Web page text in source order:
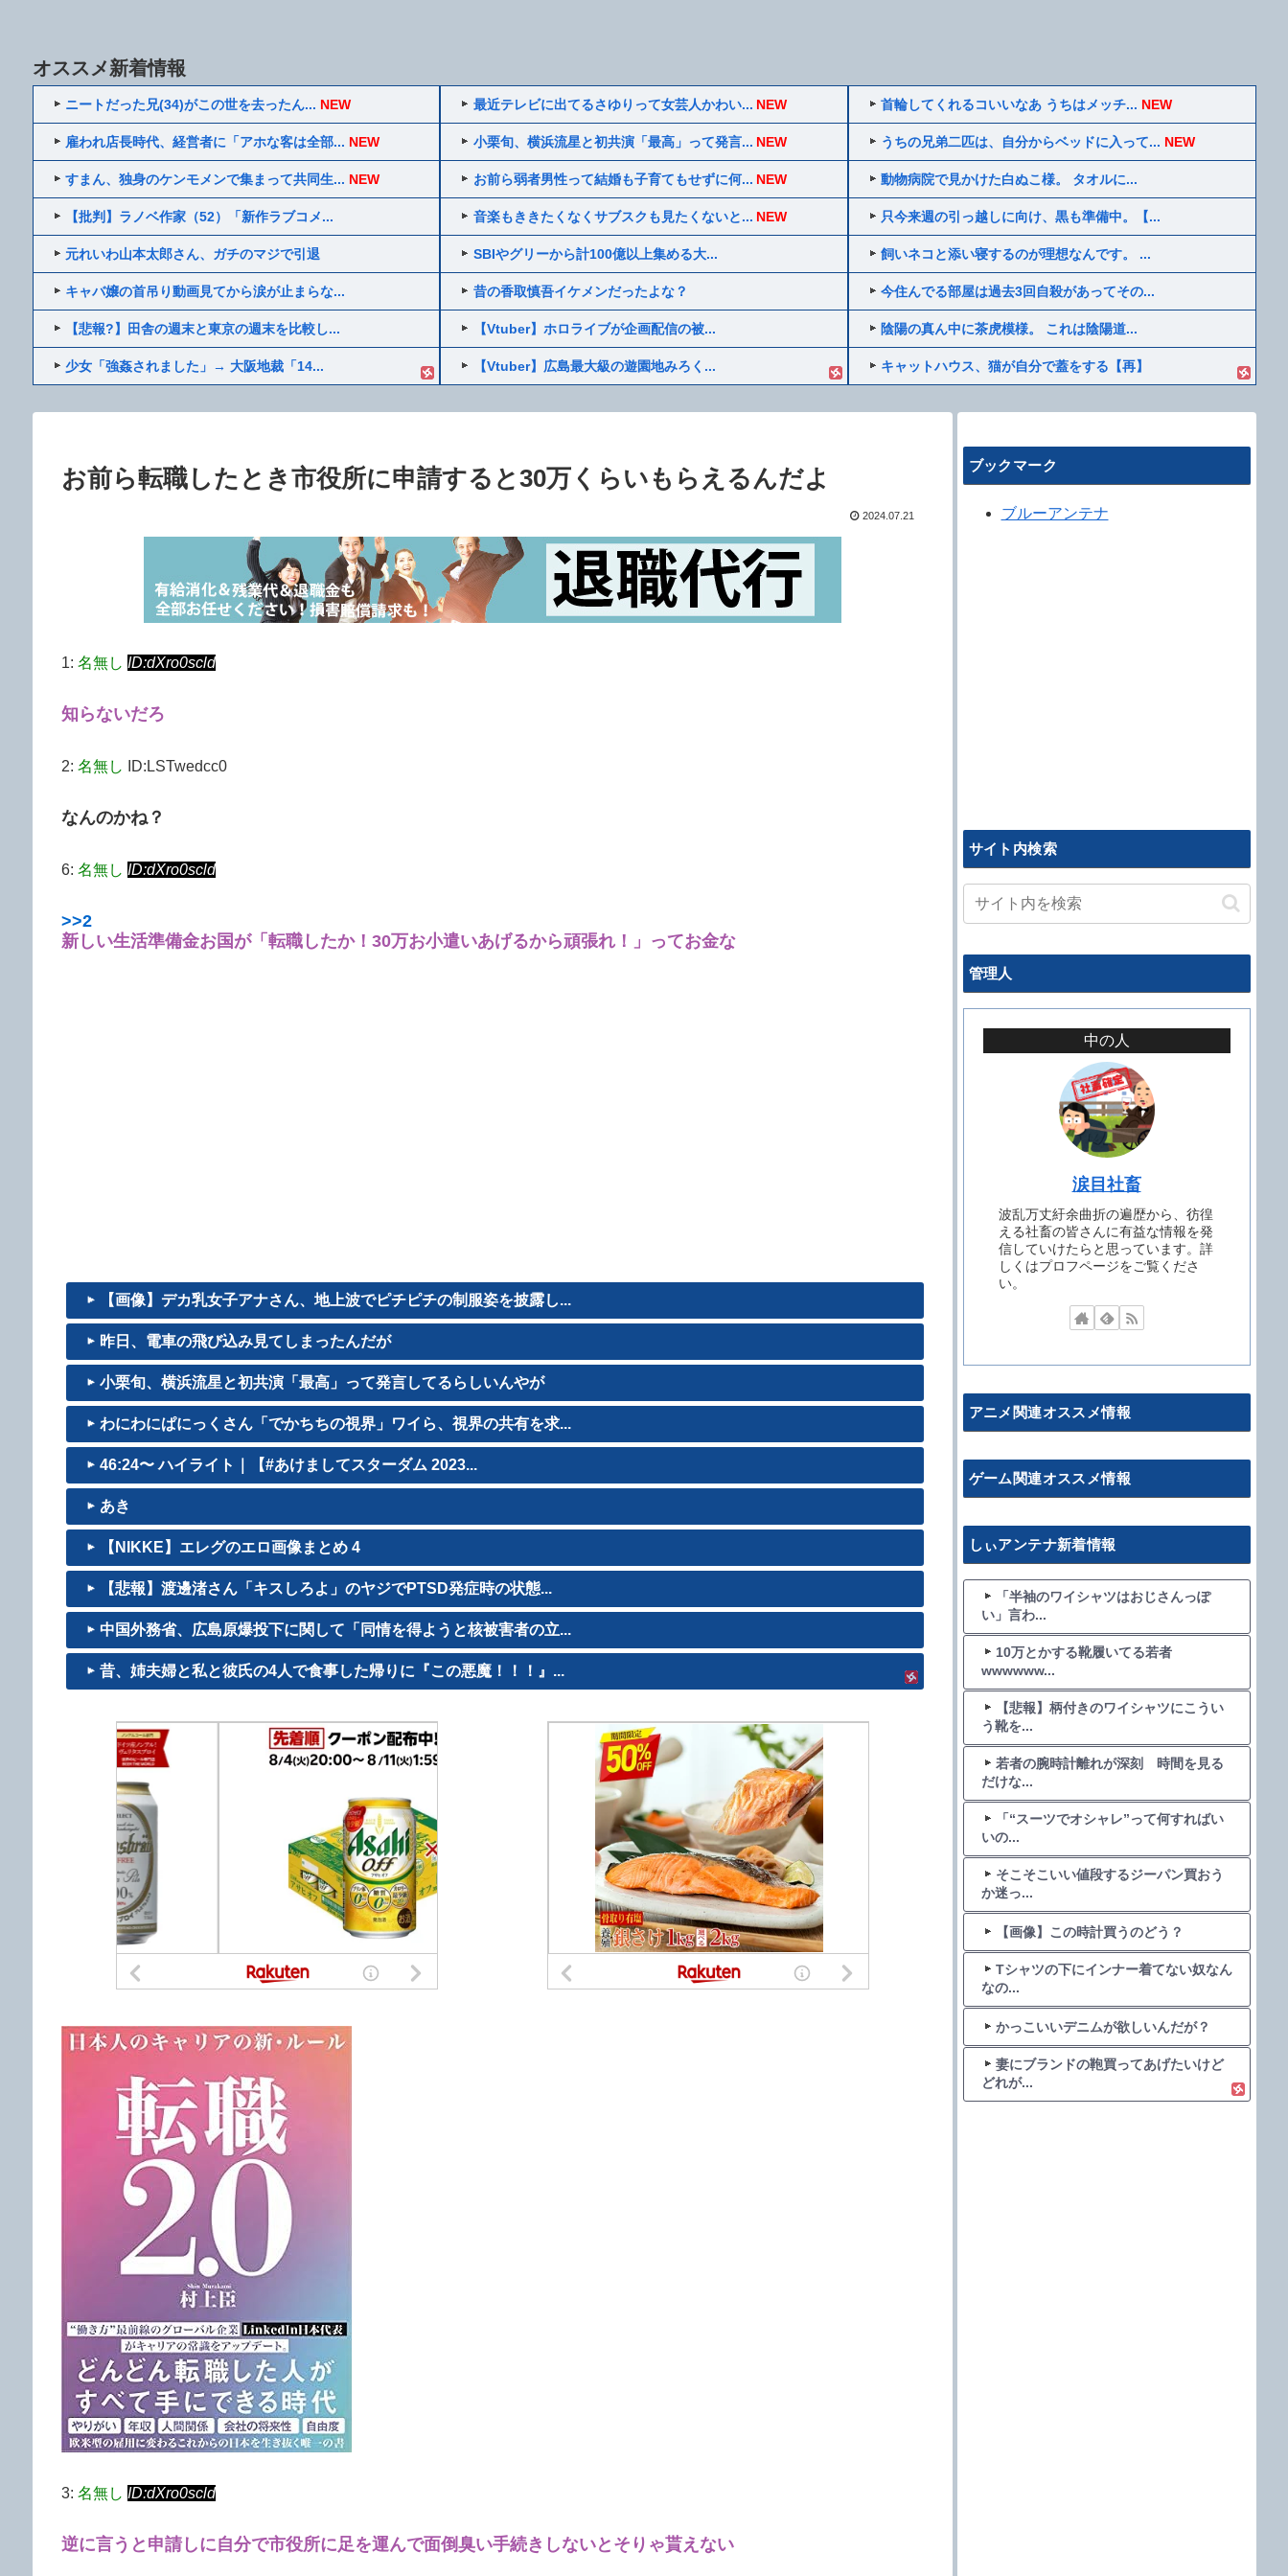
オススメ新着情報
ニートだった兄(34)がこの世を去ったん... NEW
雇われ店長時代、経営者に「アホな客は全部... NEW
すまん、独身のケンモメンで集まって共同生... NEW
【批判】ラノベ作家（52）「新作ラブコメ...
元れいわ山本太郎さん、ガチのマジで引退
キャバ嬢の首吊り動画見てから涙が止まらな...
【悲報?】田舎の週末と東京の週末を比較し...
少女「強姦されました」→ 大阪地裁「14...
最近テレビに出てるさゆりって女芸人かわい... NEW
小栗旬、横浜流星と初共演「最高」って発言... NEW
お前ら弱者男性って結婚も子育てもせずに何... NEW
音楽もききたくなくサブスクも見たくないと... NEW
SBIやグリーから計100億以上集める大...
昔の香取慎吾イケメンだったよな？
【Vtuber】ホロライブが企画配信の被...
【Vtuber】広島最大級の遊園地みろく...
首輪してくれるコいいなあ うちはメッチ... NEW
うちの兄弟二匹は、自分からベッドに入って... NEW
動物病院で見かけた白ぬこ様。 タオルに...
只今来週の引っ越しに向け、黒も準備中。【...
飼いネコと添い寝するのが理想なんです。 ...
今住んでる部屋は過去3回自殺があってその...
陰陽の真ん中に茶虎模様。 これは陰陽道...
キャットハウス、猫が自分で蓋をする【再】
お前ら転職したとき市役所に申請すると30万くらいもらえるんだよ
2024.07.21
1: 名無し ID:dXro0scld
知らないだろ
2: 名無し ID:LSTwedcc0
なんのかね？
6: 名無し ID:dXro0scld
>>2
新しい生活準備金お国が「転職したか！30万お小遣いあげるから頑張れ！」ってお金な
【画像】デカ乳女子アナさん、地上波でピチピチの制服姿を披露し...
昨日、電車の飛び込み見てしまったんだが
小栗旬、横浜流星と初共演「最高」って発言してるらしいんやが
わにわにぱにっくさん「でかちちの視界」ワイら、視界の共有を求...
46:24〜 ハイライト｜【#あけましてスターダム 2023...
あき
【NIKKE】エレグのエロ画像まとめ 4
【悲報】渡邊渚さん「キスしろよ」のヤジでPTSD発症時の状態...
中国外務省、広島原爆投下に関して「同情を得ようと核被害者の立...
昔、姉夫婦と私と彼氏の4人で食事した帰りに『この悪魔！！！』...
3: 名無し ID:dXro0scld
逆に言うと申請しに自分で市役所に足を運んで面倒臭い手続きしないとそりゃ貰えない
ブックマーク
ブルーアンテナ
サイト内検索
管理人
中の人
涙目社畜
波乱万丈紆余曲折の遍歴から、彷徨
える社畜の皆さんに有益な情報を発
信していけたらと思っています。詳
しくはプロフページをご覧くださ
い。
アニメ関連オススメ情報
ゲーム関連オススメ情報
しぃアンテナ新着情報
「半袖のワイシャツはおじさんっぽ
い」言わ...
10万とかする靴履いてる若者
wwwwww...
【悲報】柄付きのワイシャツにこうい
う靴を...
若者の腕時計離れが深刻 時間を見る
だけな...
「“スーツでオシャレ”って何すればい
いの...
そこそこいい値段するジーパン買おう
か迷っ...
【画像】この時計買うのどう？
Tシャツの下にインナー着てない奴なん
なの...
かっこいいデニムが欲しいんだが？
妻にブランドの鞄買ってあげたいけど
どれが...